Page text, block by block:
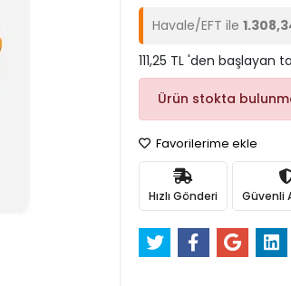
Havale/EFT ile
111,25 TL 'den başlayan
Ürün stokta
Favorilerime ekle
Hızlı Gönderi Güvenli